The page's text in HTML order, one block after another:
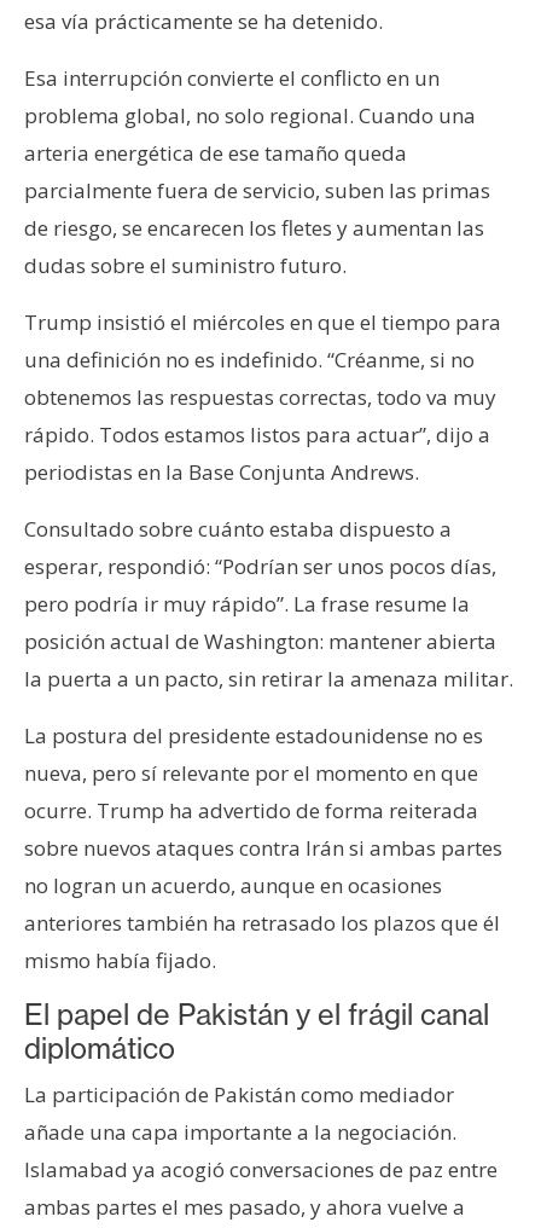
esa vía prácticamente se ha detenido.
Esa interrupción convierte el conflicto en un
problema global, no solo regional. Cuando una
arteria energética de ese tamaño queda
parcialmente fuera de servicio, suben las primas
de riesgo, se encarecen los fletes y aumentan las
dudas sobre el suministro futuro.
Trump insistió el miércoles en que el tiempo para
una definición no es indefinido. “Créanme, si no
obtenemos las respuestas correctas, todo va muy
rápido. Todos estamos listos para actuar”, dijo a
periodistas en la Base Conjunta Andrews.
Consultado sobre cuánto estaba dispuesto a
esperar, respondió: “Podrían ser unos pocos días,
pero podría ir muy rápido”. La frase resume la
posición actual de Washington: mantener abierta
la puerta a un pacto, sin retirar la amenaza militar.
La postura del presidente estadounidense no es
nueva, pero sí relevante por el momento en que
ocurre. Trump ha advertido de forma reiterada
sobre nuevos ataques contra Irán si ambas partes
no logran un acuerdo, aunque en ocasiones
anteriores también ha retrasado los plazos que él
mismo había fijado.
El papel de Pakistán y el frágil canal
diplomático
La participación de Pakistán como mediador
añade una capa importante a la negociación.
Islamabad ya acogió conversaciones de paz entre
ambas partes el mes pasado, y ahora vuelve a